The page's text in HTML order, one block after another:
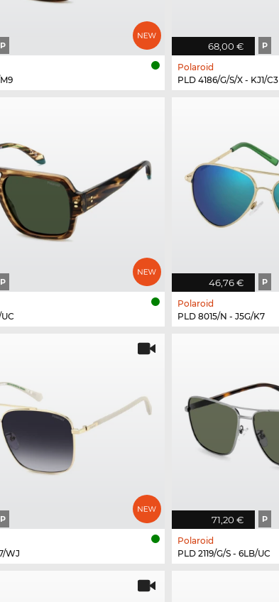
P 68,00 € P
Polaroid
PLD 4186/G/S/X - KJ1/C3
P 46,76 € P
Polaroid
PLD 8015/N - J5G/K7
P
WJ
71,20 € P
Polaroid
PLD 2119/G/S - 6LB/UC